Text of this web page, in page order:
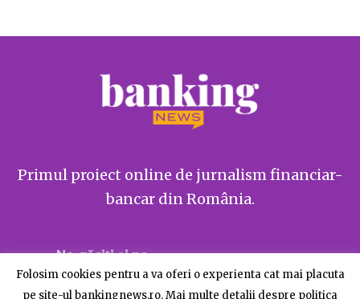
Primul proiect online de jurnalism financiar-
bancar din România.
Ne găsiți și pe
Folosim cookies pentru a va oferi o experienta cat mai placuta
pe site-ul bankingnews.ro. Mai multe detalii despre politica